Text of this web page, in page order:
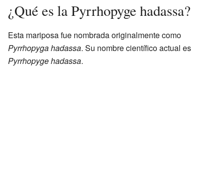
¿Qué es la Pyrrhopyge hadassa?
Esta mariposa fue nombrada originalmente como
Pyrrhopyga hadassa. Su nombre científico actual es
Pyrrhopyge hadassa.